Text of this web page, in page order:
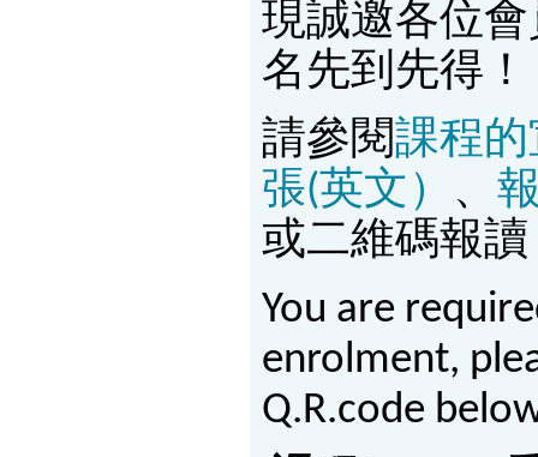
現誠邀各位
名先到先得！
請參閱課程
張(英文） 、
或二維碼報讀
You are
enrolment,
Q.R.code